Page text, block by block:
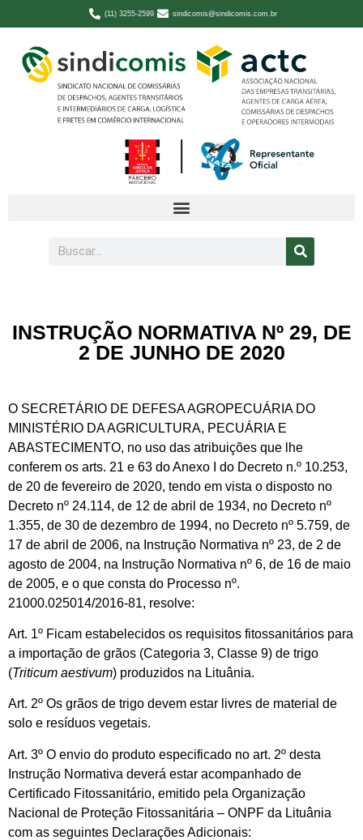
(11) 3255-2599 sindicomis@sindicomis.com.br
INSTRUÇÃO NORMATIVA Nº 29, DE
2 DE JUNHO DE 2020
O SECRETÁRIO DE DEFESA AGROPECUÁRIA DO
MINISTÉRIO DA AGRICULTURA, PECUÁRIA E
ABASTECIMENTO, no uso das atribuições que lhe
conferem os arts. 21 e 63 do Anexo I do Decreto n.º 10.253,
de 20 de fevereiro de 2020, tendo em vista o disposto no
Decreto nº 24.114, de 12 de abril de 1934, no Decreto nº
1.355, de 30 de dezembro de 1994, no Decreto nº 5.759, de
17 de abril de 2006, na Instrução Normativa nº 23, de 2 de
agosto de 2004, na Instrução Normativa nº 6, de 16 de maio
de 2005, e o que consta do Processo nº.
21000.025014/2016-81, resolve:
Art. 1º Ficam estabelecidos os requisitos fitossanitários para
a importação de grãos (Categoria 3, Classe 9) de trigo
(Triticum aestivum) produzidos na Lituânia.
Art. 2º Os grãos de trigo devem estar livres de material de
solo e resíduos vegetais.
Art. 3º O envio do produto especificado no art. 2º desta
Instrução Normativa deverá estar acompanhado de
Certificado Fitossanitário, emitido pela Organização
Nacional de Proteção Fitossanitária – ONPF da Lituânia
com as seguintes Declarações Adicionais: